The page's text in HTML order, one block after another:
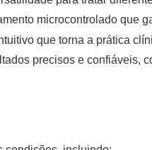
microcontrolado que
que torna a prática
precisos e confiáveis,